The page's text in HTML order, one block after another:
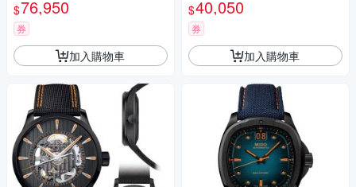
$76,950
券
加入購物車
$40,050
券
加入購物車